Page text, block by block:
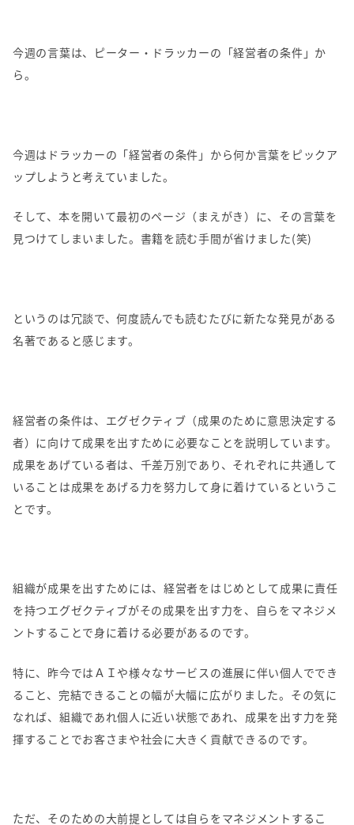
今週の言葉は、ピーター・ドラッカーの「経営者の条件」か
ら。
今週はドラッカーの「経営者の条件」から何か言葉をピックア
ップしようと考えていました。
そして、本を開いて最初のページ（まえがき）に、その言葉を
見つけてしまいました。書籍を読む手間が省けました(笑)
というのは冗談で、何度読んでも読むたびに新たな発見がある
名著であると感じます。
経営者の条件は、エグゼクティブ（成果のために意思決定する
者）に向けて成果を出すために必要なことを説明しています。
成果をあげている者は、千差万別であり、それぞれに共通して
いることは成果をあげる力を努力して身に着けているというこ
とです。
組織が成果を出すためには、経営者をはじめとして成果に責任
を持つエグゼクティブがその成果を出す力を、自らをマネジメ
ントすることで身に着ける必要があるのです。
特に、昨今ではＡＩや様々なサービスの進展に伴い個人ででき
ること、完結できることの幅が大幅に広がりました。その気に
なれば、組織であれ個人に近い状態であれ、成果を出す力を発
揮することでお客さまや社会に大きく貢献できるのです。
ただ、そのための大前提としては自らをマネジメントするこ